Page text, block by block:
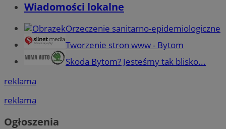
Wiadomości lokalne
Orzeczenie sanitarno-epidemiologiczne
Tworzenie stron www - Bytom
Skoda Bytom? Jesteśmy tak blisko...
reklama
reklama
Ogłoszenia